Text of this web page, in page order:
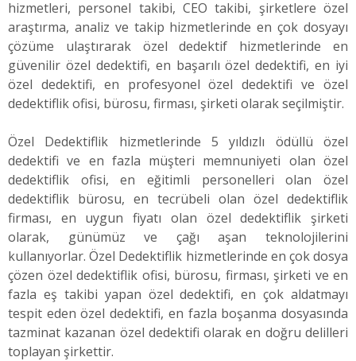
hizmetleri, personel takibi, CEO takibi, şirketlere özel
araştırma, analiz ve takip hizmetlerinde en çok dosyayı
çözüme ulaştırarak özel dedektif hizmetlerinde en
güvenilir özel dedektifi, en başarılı özel dedektifi, en iyi
özel dedektifi, en profesyonel özel dedektifi ve özel
dedektiflik ofisi, bürosu, firması, şirketi olarak seçilmiştir.
Özel Dedektiflik hizmetlerinde 5 yıldızlı ödüllü özel
dedektifi ve en fazla müşteri memnuniyeti olan özel
dedektiflik ofisi, en eğitimli personelleri olan özel
dedektiflik bürosu, en tecrübeli olan özel dedektiflik
firması, en uygun fiyatı olan özel dedektiflik şirketi
olarak, günümüz ve çağı aşan teknolojilerini
kullanıyorlar. Özel Dedektiflik hizmetlerinde en çok dosya
çözen özel dedektiflik ofisi, bürosu, firması, şirketi ve en
fazla eş takibi yapan özel dedektifi, en çok aldatmayı
tespit eden özel dedektifi, en fazla boşanma dosyasında
tazminat kazanan özel dedektifi olarak en doğru delilleri
toplayan şirkettir.